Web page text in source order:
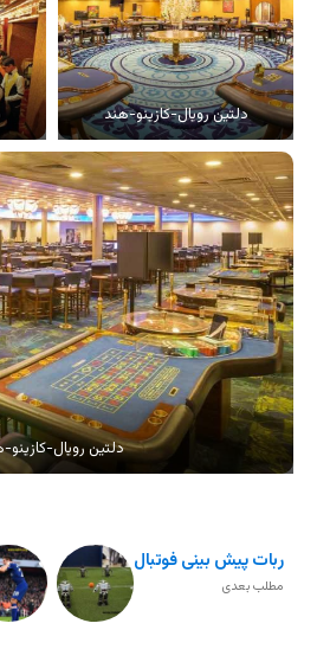
دلتین رویال-کازینو-هند
دلتین رویال-
ربات پیش بینی فوتبال
مطلب بعدی